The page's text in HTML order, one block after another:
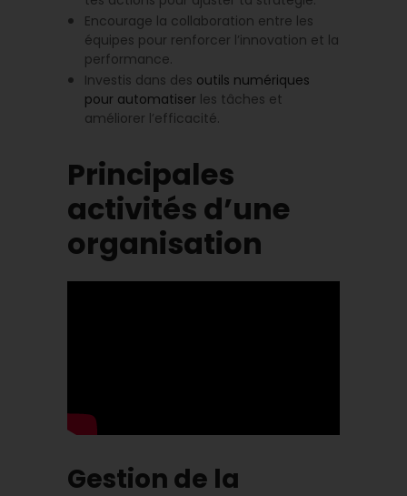
Encourage la collaboration entre les
équipes pour renforcer l’innovation et la
performance.
Investis dans des outils numériques
pour automatiser les tâches et
améliorer l’efficacité.
Principales
activités d’une
organisation
Gestion de la